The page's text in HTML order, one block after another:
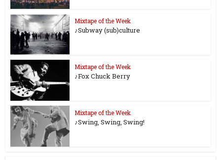
Mixtape of the Week
♪Subway (sub)culture
Mixtape of the Week
♪Fox Chuck Berry
Mixtape of the Week
♪Swing, Swing, Swing!